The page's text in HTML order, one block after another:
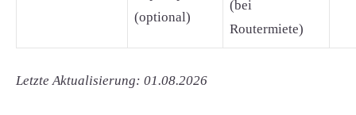
(optional)
(bei
Routermiete)
Letzte Aktualisierung: 01.08.2026